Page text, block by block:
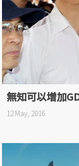
無知可以增加
12 May, 2016